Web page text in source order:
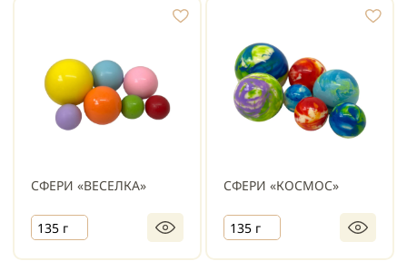
СФЕРИ «ВЕСЕЛКА»
135 г
СФЕРИ «КОСМОС»
135 г